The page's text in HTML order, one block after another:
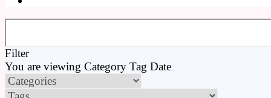
Filter
You are viewing Category Tag Date